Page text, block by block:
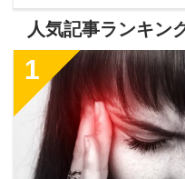
人気記事ランキン
1